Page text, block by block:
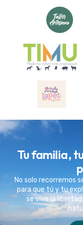
Tu familia,
No solo recorremos
para que tú y tu
se vive la